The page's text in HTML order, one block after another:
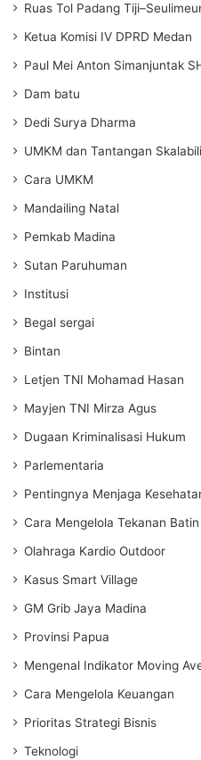
Ruas Tol Padang
Ketua Komisi IV DPRD Medan
Paul Mei Anton Simanjuntak
Dam batu
Dedi Surya Dharma
UMKM dan Tantangan
Cara UMKM
Mandailing Natal
Pemkab Madina
Sutan Paruhuman
Institusi
Begal sergai
Bintan
Letjen TNI Mohamad Hasan
Mayjen TNI Mirza Agus
Dugaan Kriminalisasi Hukum
Parlementaria
Pentingnya Menjaga
Cara Mengelola Tekanan Batin
Olahraga Kardio Outdoor
Kasus Smart Village
GM Grib Jaya Madina
Provinsi Papua
Mengenal Indikator Moving
Cara Mengelola Keuangan
Prioritas Strategi Bisnis
Teknologi